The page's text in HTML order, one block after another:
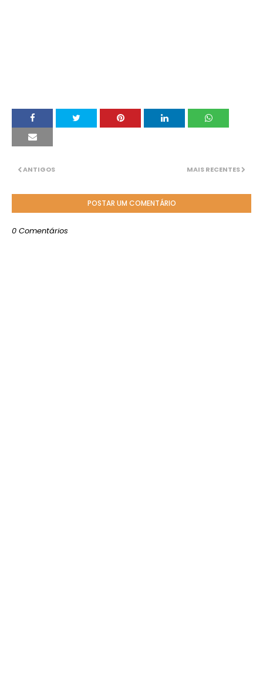
MAIS RECENTES
ANTIGOS
POSTAR UM COMENTÁRIO
0 Comentários